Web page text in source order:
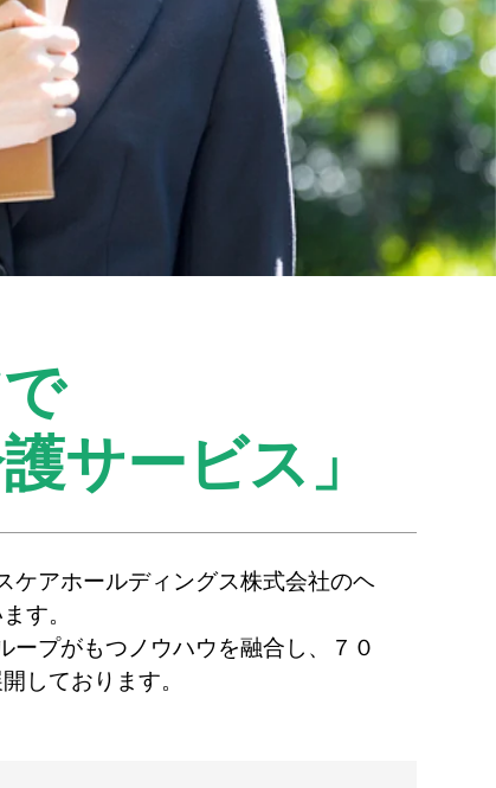
護サービス」
アホールディングス株式会社のヘ
す。
プがもつノウハウを融合し、７０
しております。